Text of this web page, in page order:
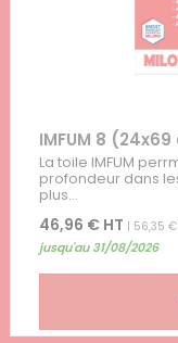
IMFUM 8
La toile IMFUM
profondeur dans
plus...
46,96 € HT | 56,35 €
jusqu'au 31/08/2026